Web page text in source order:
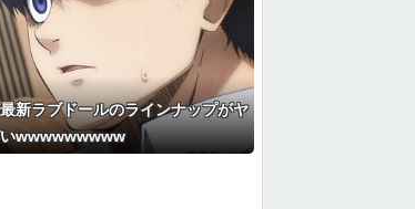
新ラブドールのラインナップがヤ
wwwwwwwww